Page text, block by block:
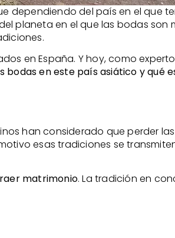
dependiendo del país en el que
planeta en el que las bodas son
en España. Y hoy, como
bodas en este país asiático y qué
han considerado que perder las
esas tradiciones se
matrimonio. La tradición en